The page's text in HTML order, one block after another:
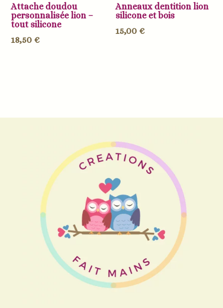
Attache doudou
personnalisée lion –
tout silicone
18,50 €
Anneaux dentition lion
silicone et bois
15,00 €